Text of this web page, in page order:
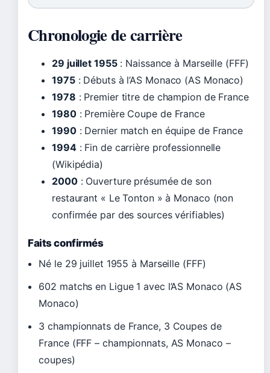
Chronologie de carrière
29 juillet 1955: Naissance à Marseille (FFF)
1975: Débuts à l’AS Monaco (AS Monaco)
1978 : Premier titre de champion de France
1980: Première Coupe de France
1990: Dernier match en équipe de France
1994: Fin de carrière professionnelle
(Wikipédia)
2000: Ouverture présumée de son
restaurant « Le Tonton » à Monaco (non
confirmée par des sources vérifiables)
Faits confirmés
Né le 29 juillet 1955 à Marseille (FFF)
602 matchs en Ligue 1 avec l’AS Monaco (AS
Monaco)
3 championnats de France, 3 Coupes de
France (FFF – championnats, AS Monaco –
coupes)